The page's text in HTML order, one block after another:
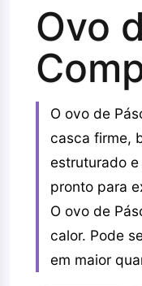
Ovo
O ovo de
casca firme,
estruturado
pronto para
O ovo de
calor. Pode
em maior